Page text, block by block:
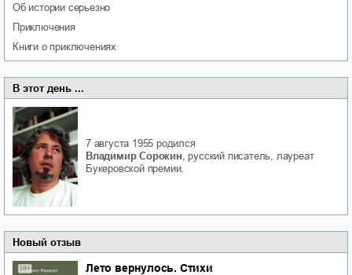
об истории серьезно
приключения
книги о приключениях
В этот день ...
7 августа 1955 родился
Владимир Сорокин, русский писатель, лауреат
Букеровской премии.
Новый отзыв
Лето вернулось. Стихи